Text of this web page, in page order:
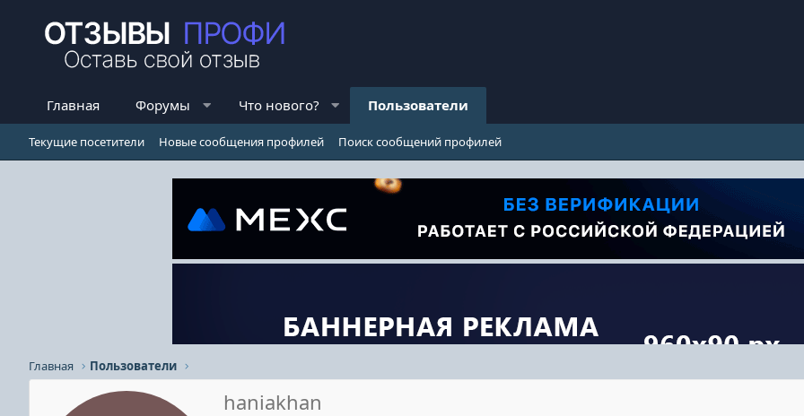
Главная Форумы Что нового? Пользователи
Текущие посетители Новые сообщения профилей Поиск сообщений профилей
Главная Пользователи
haniakhan